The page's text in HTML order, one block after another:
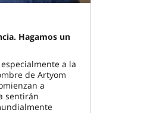
Hagamos un
a la
de Artyom
a
sentirán